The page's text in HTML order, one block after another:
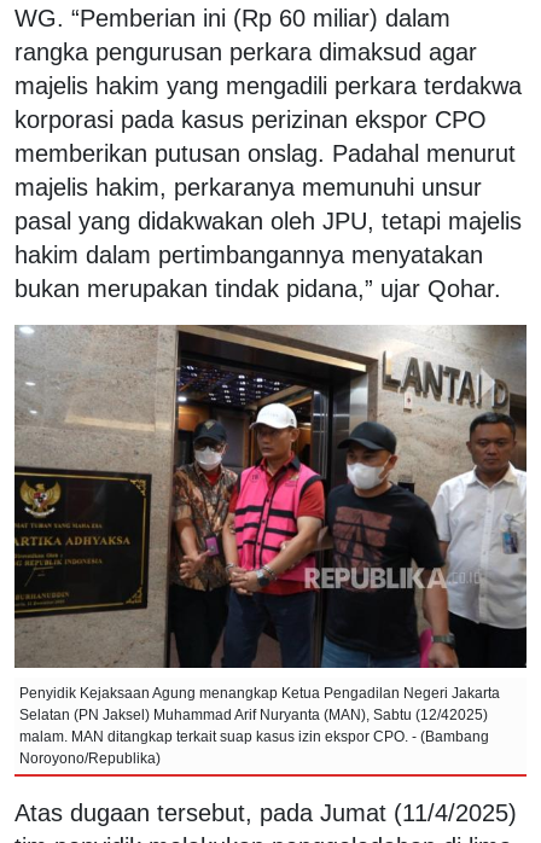
WG. “Pemberian ini (Rp 60 miliar) dalam
rangka pengurusan perkara dimaksud agar
majelis hakim yang mengadili perkara terdakwa
korporasi pada kasus perizinan ekspor CPO
memberikan putusan onslag. Padahal menurut
majelis hakim, perkaranya memunuhi unsur
pasal yang didakwakan oleh JPU, tetapi majelis
hakim dalam pertimbangannya menyatakan
bukan merupakan tindak pidana,” ujar Qohar.
Penyidik Kejaksaan Agung menangkap Ketua Pengadilan Negeri Jakarta
Selatan (PN Jaksel) Muhammad Arif Nuryanta (MAN), Sabtu (12/42025)
malam. MAN ditangkap terkait suap kasus izin ekspor CPO. - (Bambang
Noroyono/Republika)
Atas dugaan tersebut, pada Jumat (11/4/2025)